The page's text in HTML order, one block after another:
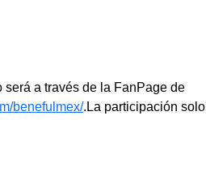
a través de la FanPage de
benefulmex/.La participación solo